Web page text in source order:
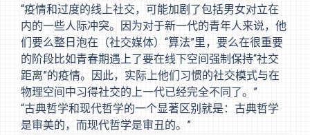
“疫情和过度的线上社交，可能加剧了包括男女对立在
内的一些人际冲突。因为对于新一代的青年人来说，他
们要么整日泡在（社交媒体）“算法”里，要么在很重要
的阶段比如青春期遇上了要在线下空间强制保持“社交
距离”的疫情。因此，实际上他们习惯的社交模式与在
物理空间中习得社交的上一代已经完全不同了。”
“古典哲学和现代哲学的一个显著区别就是：古典哲学
是审美的，而现代哲学是审丑的。”